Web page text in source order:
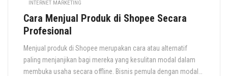
INTERNET MARKETING
Cara Menjual Produk di Shopee Secara
Profesional
Menjual produk di Shopee merupakan cara atau alternatif
paling menjanjikan bagi mereka yang kesulitan modal dalam
membuka usaha secara offline. Bisnis pemula dengan modal